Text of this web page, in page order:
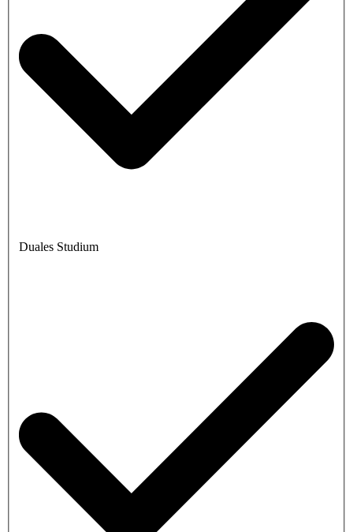
Duales Studium